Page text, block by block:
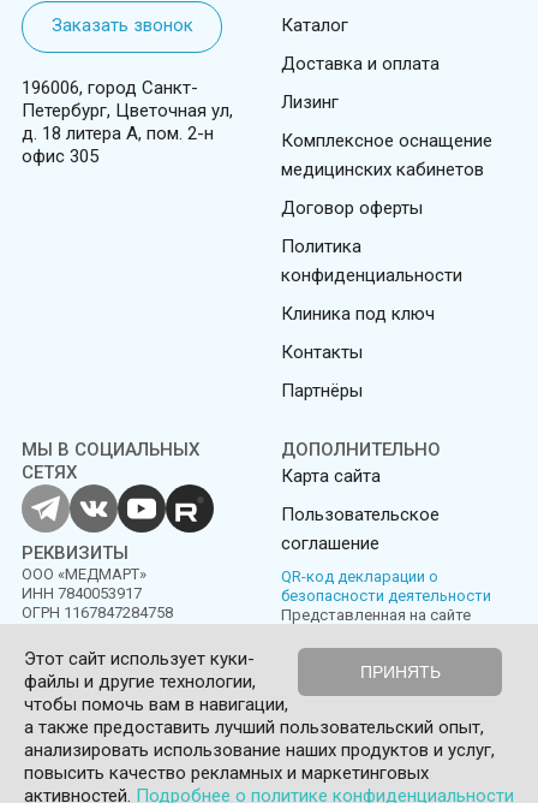
0
Заказать звонок
196006, город Санкт-
Петербург, Цветочная ул,
д. 18 литера А, пом. 2-н
офис 305
Каталог
Доставка и оплата
Лизинг
Комплексное оснащение
медицинских кабинетов
Договор оферты
Политика
конфиденциальности
Клиника под ключ
Контакты
Партнёры
ДОПОЛНИТЕЛЬНО
Карта сайта
Пользовательское
соглашение
QR-код декларации о
безопасности деятельности
Представленная на сайте
публичной офертой
МЫ В СОЦИАЛЬНЫХ
СЕТЯХ
РЕКВИЗИТЫ
ООО «МЕДМАРТ»
ИНН 7840053917
ОГРН 1167847284758
© Medmart 2016-2026
Политика конфиденциальности Пользовательское соглашение
ПРИНЯТЬ
Этот сайт использует куки-
файлы и другие технологии,
чтобы помочь вам в навигации,
а также предоставить лучший пользовательский опыт,
анализировать использование наших продуктов и услуг,
повысить качество рекламных и маркетинговых
активностей. Подробнее о политике конфиденциальности